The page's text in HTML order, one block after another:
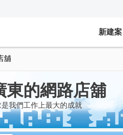
新建案
舖
東的網路店舖
我們工作上最大的成就